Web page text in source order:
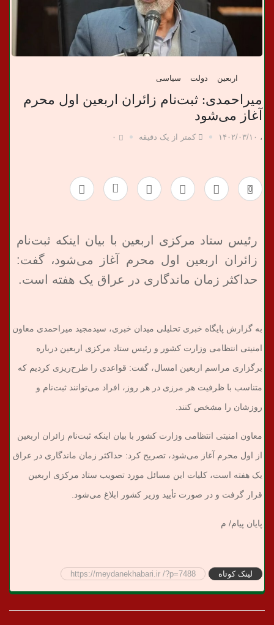
خ
ی
اربعین دولت سیاسی
میراحمدی: ثبت‌نام زائران اربعین اول محرم
آغاز می‌شود
، ۱۴۰۲/۰۳/۱۰ کمتر از یک دقیقه ۰
0
رئیس ستاد مرکزی اربعین با بیان اینکه ثبت‌نام
زائران اربعین اول محرم آغاز می‌شود، گفت:
حداکثر زمان ماندگاری در عراق یک هفته است.
به گزارش پایگاه خبری تحلیلی میدان خبری، سیدمجید میراحمدی معاون
امنیتی انتظامی وزارت کشور و رئیس ستاد مرکزی اربعین درباره
برگزاری مراسم اربعین امسال، گفت: قواعدی را طرح‌ریزی کردیم که
متناسب با ظرفیت هر مرزی در هر روز، افراد می‌توانند ثبت‌نام و
روزشان را مشخص کنند.
معاون امنیتی انتظامی وزارت کشور با بیان اینکه ثبت‌نام زائران اربعین
از اول محرم آغاز می‌شود، تصریح کرد: حداکثر زمان ماندگاری در عراق
یک هفته است، کلیات این مسائل مورد تصویب ستاد مرکزی اربعین
قرار گرفت و در صورت تأیید وزیر کشور ابلاغ می‌شود.
پایان پیام/ م
لینک کوتاه https://meydanekhabari.ir /?p=7488